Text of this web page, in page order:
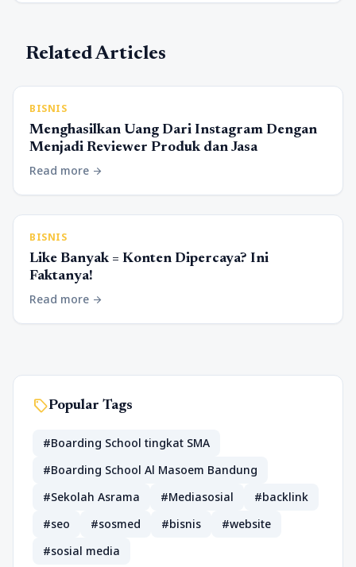
Related Articles
BISNIS
Menghasilkan Uang Dari Instagram Dengan
Menjadi Reviewer Produk dan Jasa
Read more arrow_forward
BISNIS
Like Banyak = Konten Dipercaya? Ini
Faktanya!
Read more arrow_forward
sellPopular Tags
#Boarding School tingkat SMA
#Boarding School Al Masoem Bandung
#Sekolah Asrama
#Mediasosial
#backlink
#seo
#sosmed #bisnis
#website
#sosial media